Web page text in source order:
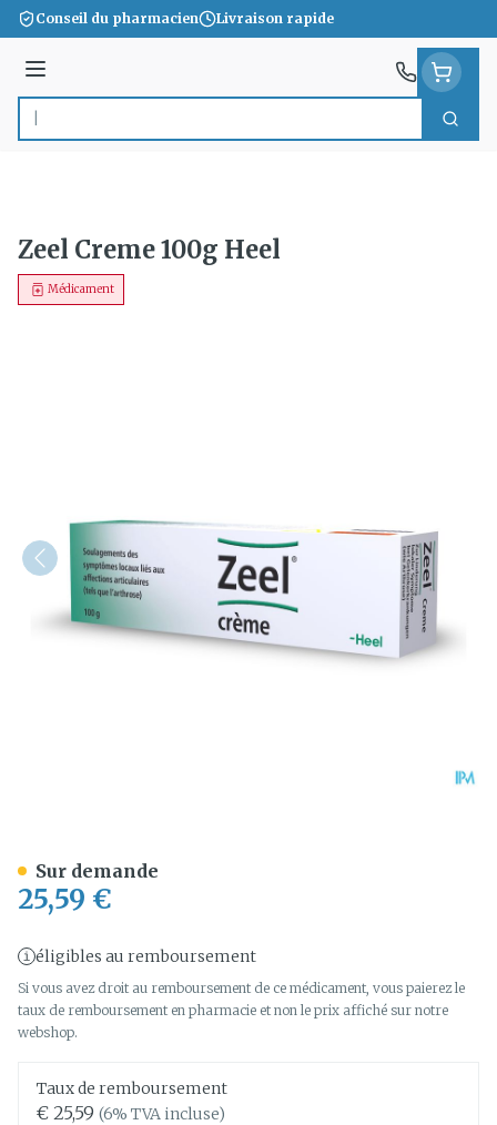
Aller au contenu
Conseil du pharmacien Livraison rapide
Menu
Rechercher
Zeel Creme 100g Heel
Médicament
25,59 €
éligibles au remboursement
Si vous avez droit au remboursement de ce médicament, vous paierez le
taux de remboursement en pharmacie et non le prix affiché sur notre
webshop.
Taux de remboursement
€ 25,59 (6% TVA incluse)
Sur demande